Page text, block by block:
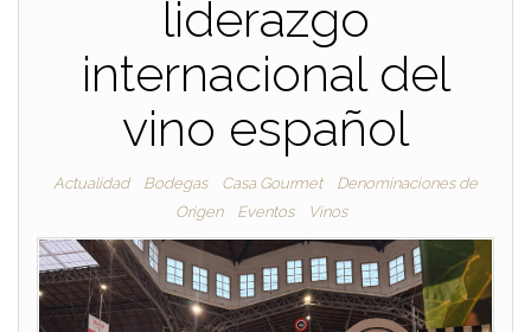
liderazgo
internacional del
vino español
Actualidad Bodegas Casa Gourmet
Denominaciones de
Origen
Eventos Vinos